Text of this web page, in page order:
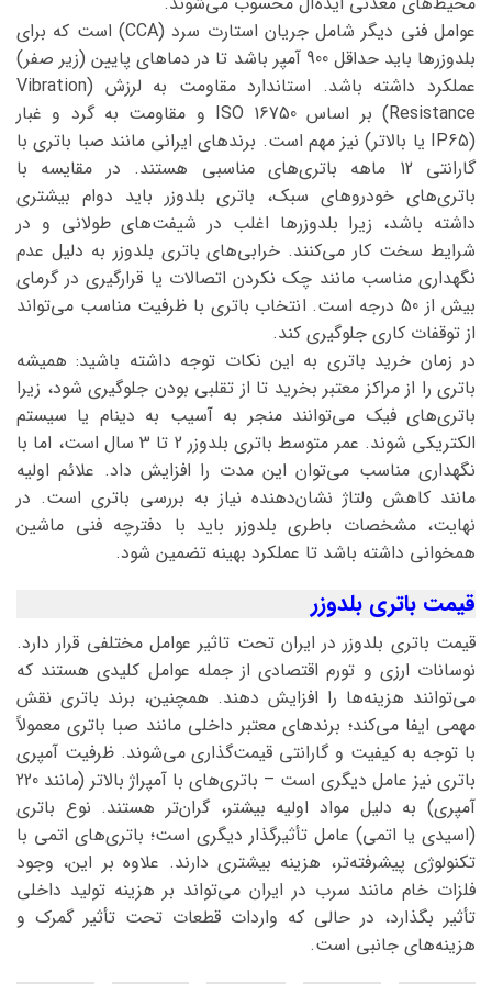
عوامل فنی دیگر شامل جریان استارت سرد (CCA) است که برای
بلدوزرها باید حداقل 900 آمپر باشد تا در دماهای پایین (زیر صفر)
عملکرد داشته باشد. استاندارد مقاومت به لرزش (Vibration
Resistance) بر اساس ISO 16750 و مقاومت به گرد و غبار
(IP65 یا بالاتر) نیز مهم است. برندهای ایرانی مانند صبا باتری با
گارانتی 12 ماهه باتری‌های مناسبی هستند. در مقایسه با
باتری‌های خودروهای سبک، باتری بلدوزر باید دوام بیشتری
داشته باشد، زیرا بلدوزرها اغلب در شیفت‌های طولانی و در
شرایط سخت کار می‌کنند. خرابی‌های باتری بلدوزر به دلیل عدم
نگهداری مناسب مانند چک نکردن اتصالات یا قرارگیری در گرمای
بیش از 50 درجه است. انتخاب باتری با ظرفیت مناسب می‌تواند
از توقفات کاری جلوگیری کند.
در زمان خرید باتری به این نکات توجه داشته باشید: همیشه
باتری را از مراکز معتبر بخرید تا از تقلبی بودن جلوگیری شود، زیرا
باتری‌های فیک می‌توانند منجر به آسیب به دینام یا سیستم
الکتریکی شوند. عمر متوسط باتری بلدوزر 2 تا 3 سال است، اما با
نگهداری مناسب می‌توان این مدت را افزایش داد. علائم اولیه
مانند کاهش ولتاژ نشان‌دهنده نیاز به بررسی باتری است. در
نهایت، مشخصات باطری بلدوزر باید با دفترچه فنی ماشین
همخوانی داشته باشد تا عملکرد بهینه تضمین شود.
قیمت باتری بلدوزر
قیمت باتری بلدوزر در ایران تحت تاثیر عوامل مختلفی قرار دارد.
نوسانات ارزی و تورم اقتصادی از جمله عوامل کلیدی هستند که
می‌توانند هزینه‌ها را افزایش دهند. همچنین، برند باتری نقش
مهمی ایفا می‌کند؛ برندهای معتبر داخلی مانند صبا باتری معمولاً
با توجه به کیفیت و گارانتی قیمت‌گذاری می‌شوند. ظرفیت آمپری
باتری نیز عامل دیگری است – باتری‌های با آمپراژ بالاتر (مانند 220
آمپری) به دلیل مواد اولیه بیشتر، گران‌تر هستند. نوع باتری
(اسیدی یا اتمی) عامل تأثیرگذار دیگری است؛ باتری‌های اتمی با
تکنولوژی پیشرفته‌تر، هزینه بیشتری دارند. علاوه بر این، وجود
فلزات خام مانند سرب در ایران می‌تواند بر هزینه تولید داخلی
تأثیر بگذارد، در حالی که واردات قطعات تحت تأثیر گمرک و
هزینه‌های جانبی است.